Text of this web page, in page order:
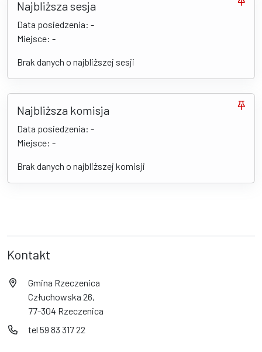
Najbliższa sesja
Data posiedzenia: -
Miejsce: -
Brak danych o najbliższej sesji
Najbliższa komisja
Data posiedzenia: -
Miejsce: -
Brak danych o najbliższej komisji
Kontakt
Gmina Rzeczenica
Człuchowska 26,
77-304 Rzeczenica
tel 59 83 317 22